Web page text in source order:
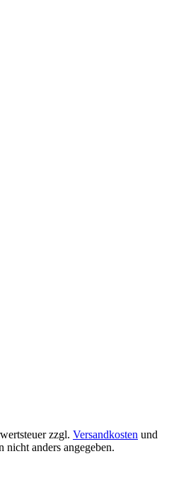
zzgl. Versandkosten und
nicht anders angegeben.